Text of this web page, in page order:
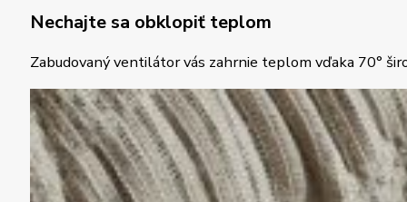
Nechajte sa obklopiť teplom
Zabudovaný ventilátor vás zahrnie teplom vďaka 70°